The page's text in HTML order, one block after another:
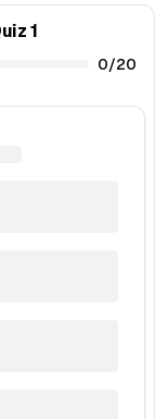
1
0/20